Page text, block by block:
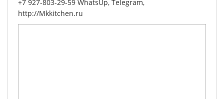
+7 927-803-29-59 WhatsUp, Telegram,
http://Mkkitchen.ru